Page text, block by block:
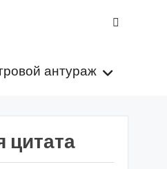
антураж
цитата